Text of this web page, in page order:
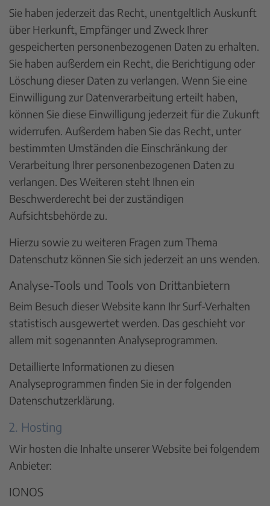
Sie haben jederzeit das Recht, unentgeltlich Auskunft
über Herkunft, Empfänger und Zweck Ihrer
gespeicherten personenbezogenen Daten zu erhalten.
Sie haben außerdem ein Recht, die Berichtigung oder
Löschung dieser Daten zu verlangen. Wenn Sie eine
Einwilligung zur Datenverarbeitung erteilt haben,
können Sie diese Einwilligung jederzeit für die Zukunft
widerrufen. Außerdem haben Sie das Recht, unter
bestimmten Umständen die Einschränkung der
Verarbeitung Ihrer personenbezogenen Daten zu
verlangen. Des Weiteren steht Ihnen ein
Beschwerderecht bei der zuständigen
Aufsichtsbehörde zu.
Hierzu sowie zu weiteren Fragen zum Thema
Datenschutz können Sie sich jederzeit an uns wenden.
Analyse-Tools und Tools von Dritt­anbietern
Beim Besuch dieser Website kann Ihr Surf-Verhalten
statistisch ausgewertet werden. Das geschieht vor
allem mit sogenannten Analyseprogrammen.
Detaillierte Informationen zu diesen
Analyseprogrammen finden Sie in der folgenden
Datenschutzerklärung.
2. Hosting
Wir hosten die Inhalte unserer Website bei folgendem
Anbieter:
IONOS